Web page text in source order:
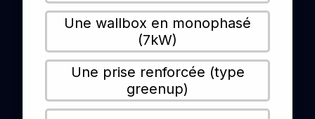
Une wallbox en monophasé
(7kW)
Une prise renforcée (type
greenup)